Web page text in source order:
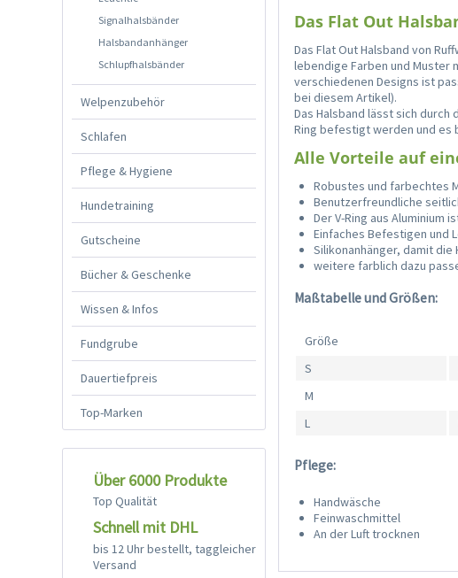
Signalhalsbänder
Halsbandanhänger
Schlupfhalsbänder
Welpenzubehör
Schlafen
Pflege & Hygiene
Hundetraining
Gutscheine
Bücher & Geschenke
Wissen & Infos
Fundgrube
Dauertiefpreis
Top-Marken
Über 6000 Produkte
Top Qualität
Schnell mit DHL
bis 12 Uhr bestellt, taggleicher
Versand
Das Flat Out
Das Flat Out Halsband von
lebendige Farben und Muster
verschiedenen Designs ist
bei diesem Artikel).
Das Halsband lässt sich durch
Ring befestigt werden und es
Alle Vorteile auf
Robustes und farbechtes
Benutzerfreundliche
Der V-Ring aus Aluminium
Einfaches Befestigen und
Silikonanhänger, damit
weitere farblich dazu
Maßtabelle und Größen:
Größe
S
M
L
Pflege:
Handwäsche
Feinwaschmittel
An der Luft trocknen